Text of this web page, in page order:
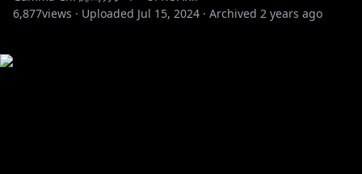
6,877views · Uploaded Jul 15, 2024 · Archived 2 years ago